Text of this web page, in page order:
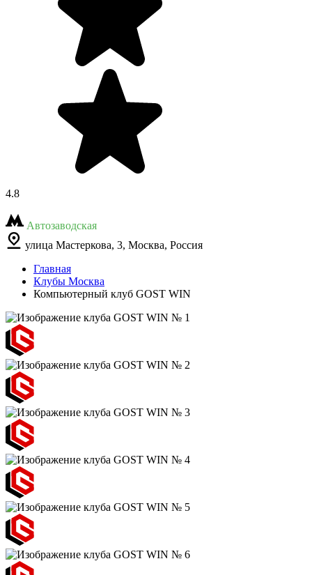
4.8
Автозаводская
улица Мастеркова, 3, Москва, Россия
Главная
Клубы Москва
Компьютерный клуб GOST WIN